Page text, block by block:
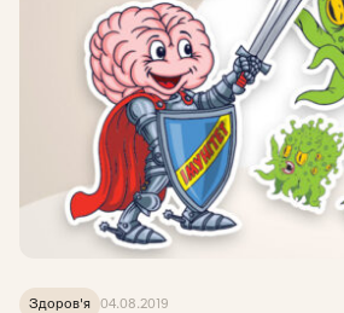
Здоров'я 04.08.2019